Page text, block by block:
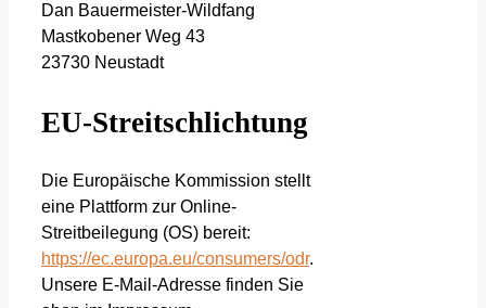
Dan Bauermeister-Wildfang
Mastkobener Weg 43
23730 Neustadt
EU-Streitschlichtung
Die Europäische Kommission stellt
eine Plattform zur Online-
Streitbeilegung (OS) bereit:
https://ec.europa.eu/consumers/odr.
Unsere E-Mail-Adresse finden Sie